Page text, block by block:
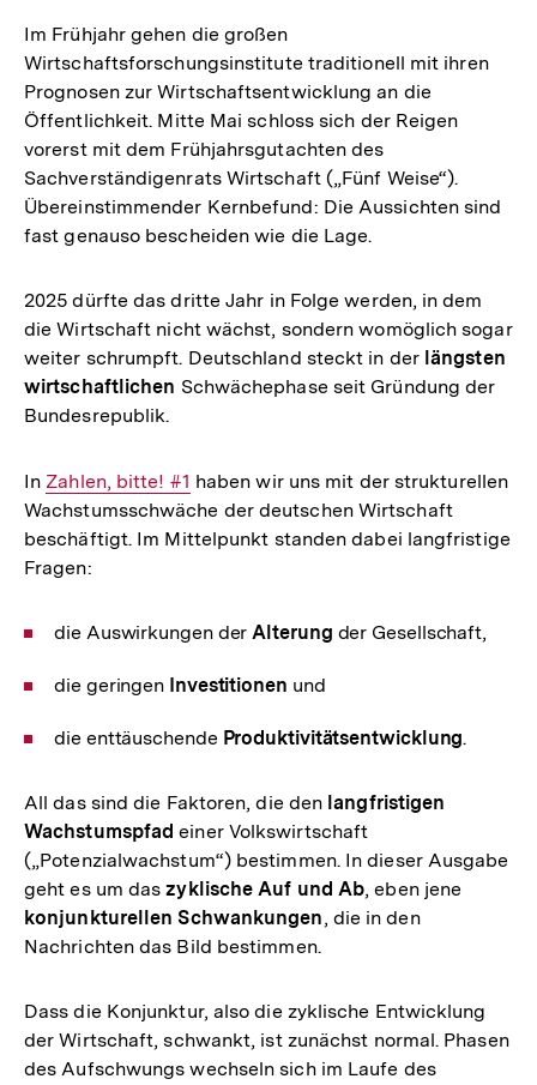
Im Frühjahr gehen die großen
Wirtschaftsforschungsinstitute traditionell mit ihren
Prognosen zur Wirtschaftsentwicklung an die
Öffentlichkeit. Mitte Mai schloss sich der Reigen
vorerst mit dem Frühjahrsgutachten des
Sachverständigenrats Wirtschaft („Fünf Weise“).
Übereinstimmender Kernbefund: Die Aussichten sind
fast genauso bescheiden wie die Lage.
2025 dürfte das dritte Jahr in Folge werden, in dem
die Wirtschaft nicht wächst, sondern womöglich sogar
weiter schrumpft. Deutschland steckt in der längsten
wirtschaftlichen Schwächephase seit Gründung der
Bundesrepublik.
In Interner
Link:
Zahlen, bitte! #1 haben wir uns mit der strukturellen
Wachstumsschwäche der deutschen Wirtschaft
beschäftigt. Im Mittelpunkt standen dabei langfristige
Fragen:
die Auswirkungen derAlterung der Gesellschaft,
die geringen Investitionen und
die enttäuschende Produktivitätsentwicklung.
All das sind die Faktoren, die den langfristigen
Wachstumspfad einer Volkswirtschaft
(„Potenzialwachstum“) bestimmen. In dieser Ausgabe
geht es um daszyklische Auf und Ab, eben jene
konjunkturellen Schwankungen, die in den
Nachrichten das Bild bestimmen.
Dass die Konjunktur, also die zyklische Entwicklung
der Wirtschaft, schwankt, ist zunächst normal. Phasen
des Aufschwungs wechseln sich im Laufe des